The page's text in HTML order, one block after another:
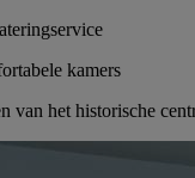
kamers
van het historische